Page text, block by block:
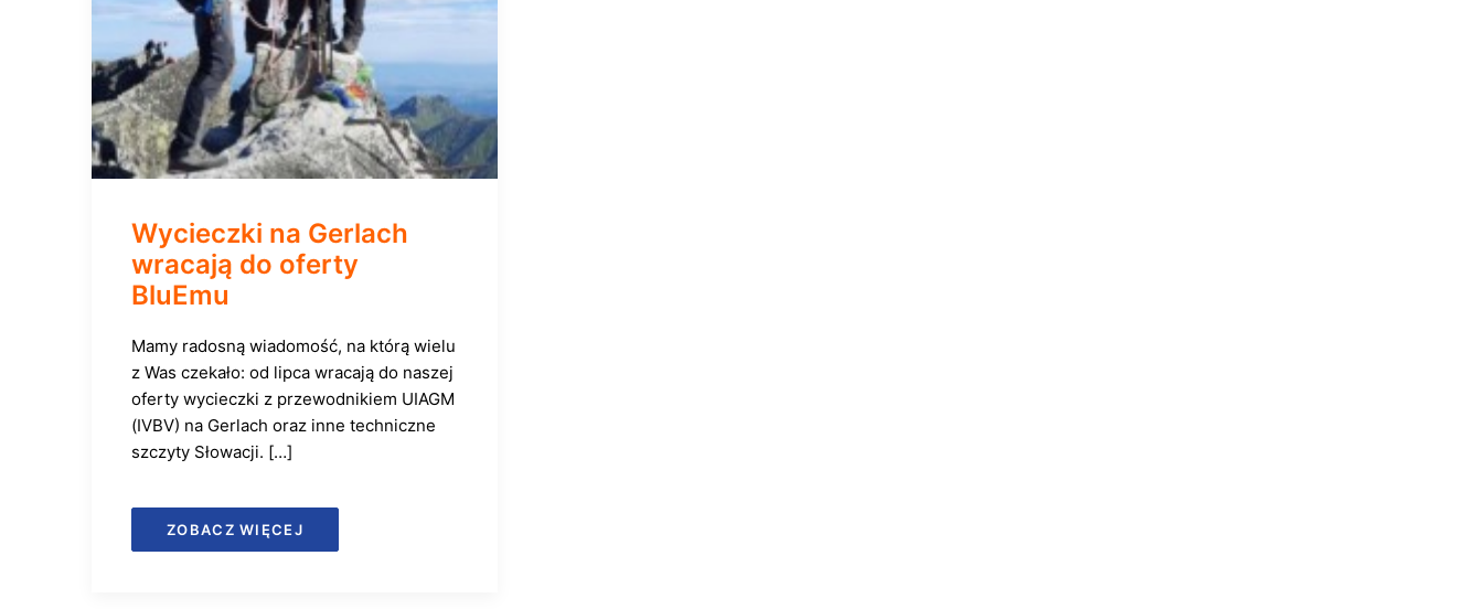
Wycieczki na Gerlach
wracają do oferty
BluEmu
Mamy radosną wiadomość, na którą wielu
z Was czekało: od lipca wracają do naszej
oferty wycieczki z przewodnikiem UIAGM
(IVBV) na Gerlach oraz inne techniczne
szczyty Słowacji. […]
ZOBACZ WIĘCEJ